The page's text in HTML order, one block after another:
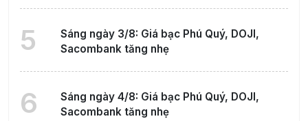
5
Sáng ngày 3/8: Giá bạc Phú Quý, DOJI,
Sacombank tăng nhẹ
6
Sáng ngày 4/8: Giá bạc Phú Quý, DOJI,
Sacombank tăng nhẹ